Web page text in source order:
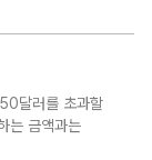
달러를 초과할
는 금액과는